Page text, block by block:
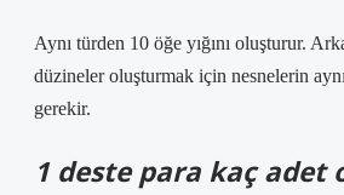
Aynı türden 10 öğe yığını oluşturur.
düzineler oluşturmak için nesnelerin
gerekir.
1 deste para kaç adet